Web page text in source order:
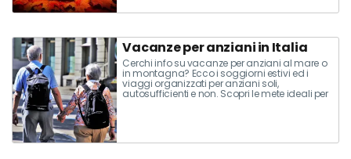
Vacanze per anziani in Italia
Cerchi info su vacanze per anziani al mare o
in montagna? Ecco i soggiorni estivi ed i
viaggi organizzati per anziani soli,
autosufficienti e non. Scopri le mete ideali per
persone di terza età, single e disabili.